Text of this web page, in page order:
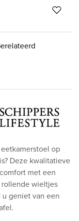
op
Deze kwalitatieve
met een
wieltjes
geniet van een